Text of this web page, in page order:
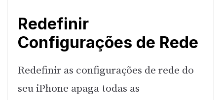
Redefinir
Configurações de Rede
Redefinir as configurações de rede do
seu iPhone apaga todas as